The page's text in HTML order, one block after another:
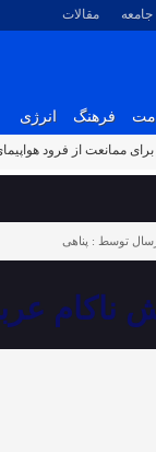
جامعه مقالات
فرهنگ انرژی
ممانعت از فرود
توسط : پناهی
ناکام